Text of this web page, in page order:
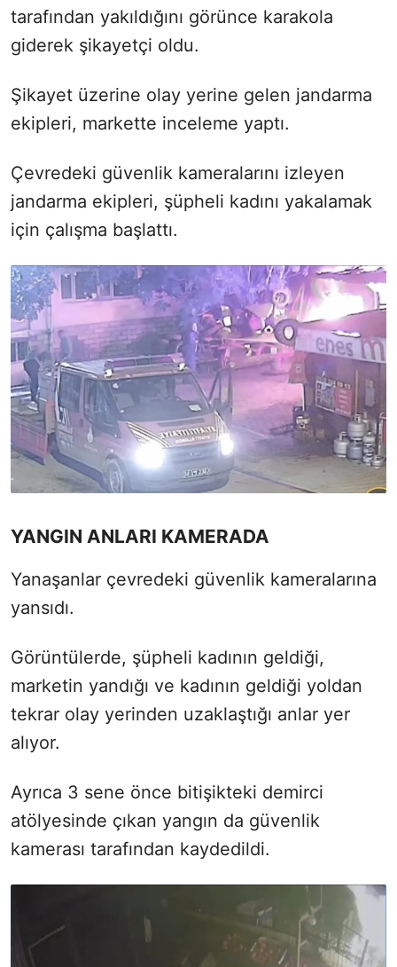
tarafından yakıldığını görünce karakola
giderek şikayetçi oldu.
Şikayet üzerine olay yerine gelen jandarma
ekipleri, markette inceleme yaptı.
Çevredeki güvenlik kameralarını izleyen
jandarma ekipleri, şüpheli kadını yakalamak
için çalışma başlattı.
YANGIN ANLARI KAMERADA
Yanaşanlar çevredeki güvenlik kameralarına
yansıdı.
Görüntülerde, şüpheli kadının geldiği,
marketin yandığı ve kadının geldiği yoldan
tekrar olay yerinden uzaklaştığı anlar yer
alıyor.
Ayrıca 3 sene önce bitişikteki demirci
atölyesinde çıkan yangın da güvenlik
kamerası tarafından kaydedildi.